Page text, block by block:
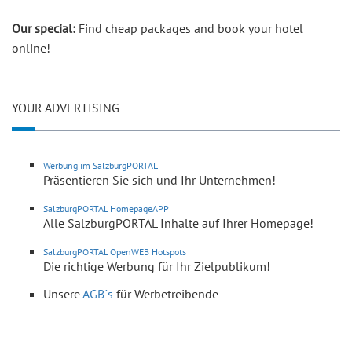
Our special: Find cheap packages and book your hotel
online!
YOUR ADVERTISING
Werbung im SalzburgPORTAL
Präsentieren Sie sich und Ihr Unternehmen!
SalzburgPORTAL HomepageAPP
Alle SalzburgPORTAL Inhalte auf Ihrer Homepage!
SalzburgPORTAL OpenWEB Hotspots
Die richtige Werbung für Ihr Zielpublikum!
UnsereAGB´s für Werbetreibende